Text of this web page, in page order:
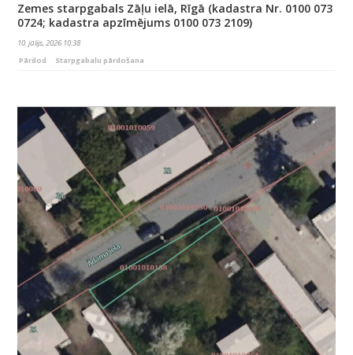
Zemes starpgabals Zāļu ielā, Rīgā (kadastra Nr. 0100 073
0724; kadastra apzīmējums 0100 073 2109)
10. jūlijs, 2026 10:38
Pārdod
Starpgabalu pārdošana